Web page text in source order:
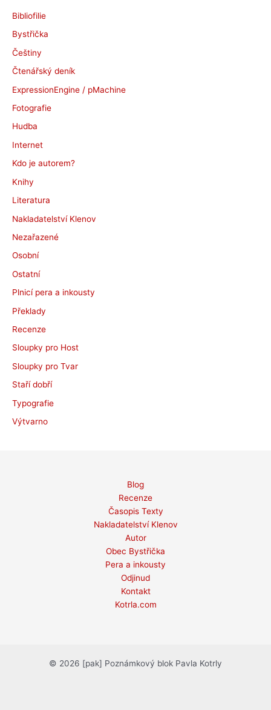
v
y
Bibliofilie
Bystřička
Češtiny
Čtenářský deník
ExpressionEngine / pMachine
Fotografie
Hudba
Internet
Kdo je autorem?
Knihy
Literatura
Nakladatelství Klenov
Nezařazené
Osobní
Ostatní
Plnicí pera a inkousty
Překlady
Recenze
Sloupky pro Host
Sloupky pro Tvar
Staří dobří
Typografie
Výtvarno
Blog
Recenze
Časopis Texty
Nakladatelství Klenov
Autor
Obec Bystřička
Pera a inkousty
Odjinud
Kontakt
Kotrla.com
© 2026 [pak] Poznámkový blok Pavla Kotrly